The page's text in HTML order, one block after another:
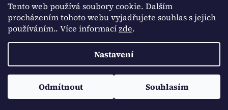
Tento web používá soubory cookie. Dalším
procházením tohoto webu vyjadřujete souhlas s jejich
používáním.. Více informacízde.
Nastavení
Odmítnout Souhlasím
Sledujte Historické dokumenty na Facebooku:
Copyright 2026Historické dokumenty. Všechna práva